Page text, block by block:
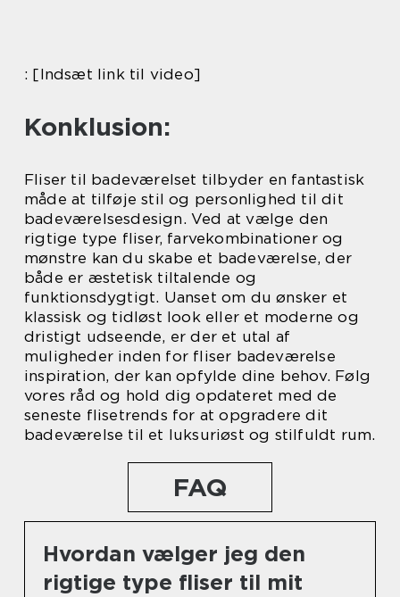
: [Indsæt link til video]
Konklusion:
Fliser til badeværelset tilbyder en fantastisk
måde at tilføje stil og personlighed til dit
badeværelsesdesign. Ved at vælge den
rigtige type fliser, farvekombinationer og
mønstre kan du skabe et badeværelse, der
både er æstetisk tiltalende og
funktionsdygtigt. Uanset om du ønsker et
klassisk og tidløst look eller et moderne og
dristigt udseende, er der et utal af
muligheder inden for fliser badeværelse
inspiration, der kan opfylde dine behov. Følg
vores råd og hold dig opdateret med de
seneste flisetrends for at opgradere dit
badeværelse til et luksuriøst og stilfuldt rum.
FAQ
Hvordan vælger jeg den
rigtige type fliser til mit